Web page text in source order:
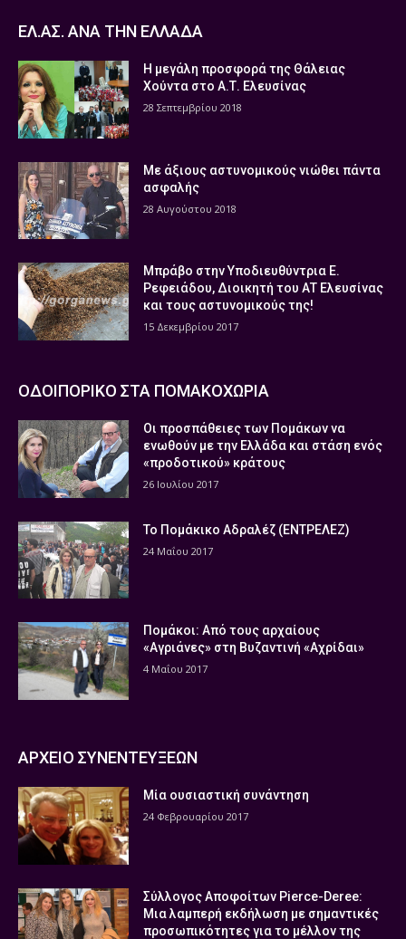
ΕΛ.ΑΣ. ΑΝΑ ΤΗΝ ΕΛΛΑΔΑ
Η μεγάλη προσφορά της Θάλειας
Χούντα στο Α.Τ. Ελευσίνας
28 Σεπτεμβρίου 2018
Με άξιους αστυνομικούς νιώθει πάντα
ασφαλής
28 Αυγούστου 2018
Μπράβο στην Υποδιευθύντρια Ε.
Ρεφειάδου, Διοικητή του ΑΤ Ελευσίνας
και τους αστυνομικούς της!
15 Δεκεμβρίου 2017
ΟΔΟΙΠΟΡΙΚΟ ΣΤΑ ΠΟΜΑΚΟΧΩΡΙΑ
Οι προσπάθειες των Πομάκων να
ενωθούν με την Ελλάδα και στάση ενός
«προδοτικού» κράτους
26 Ιουλίου 2017
Το Πομάκικο Αδραλέζ (ΕΝΤΡΕΛΕΖ)
24 Μαΐου 2017
Πομάκοι: Από τους αρχαίους
«Αγριάνες» στη Βυζαντινή «Αχρίδαι»
4 Μαΐου 2017
ΑΡΧΕΙΟ ΣΥΝΕΝΤΕΥΞΕΩΝ
Μία ουσιαστική συνάντηση
24 Φεβρουαρίου 2017
Σύλλογος Αποφοίτων Pierce-Deree:
Μια λαμπερή εκδήλωση με σημαντικές
προσωπικότητες για το μέλλον της